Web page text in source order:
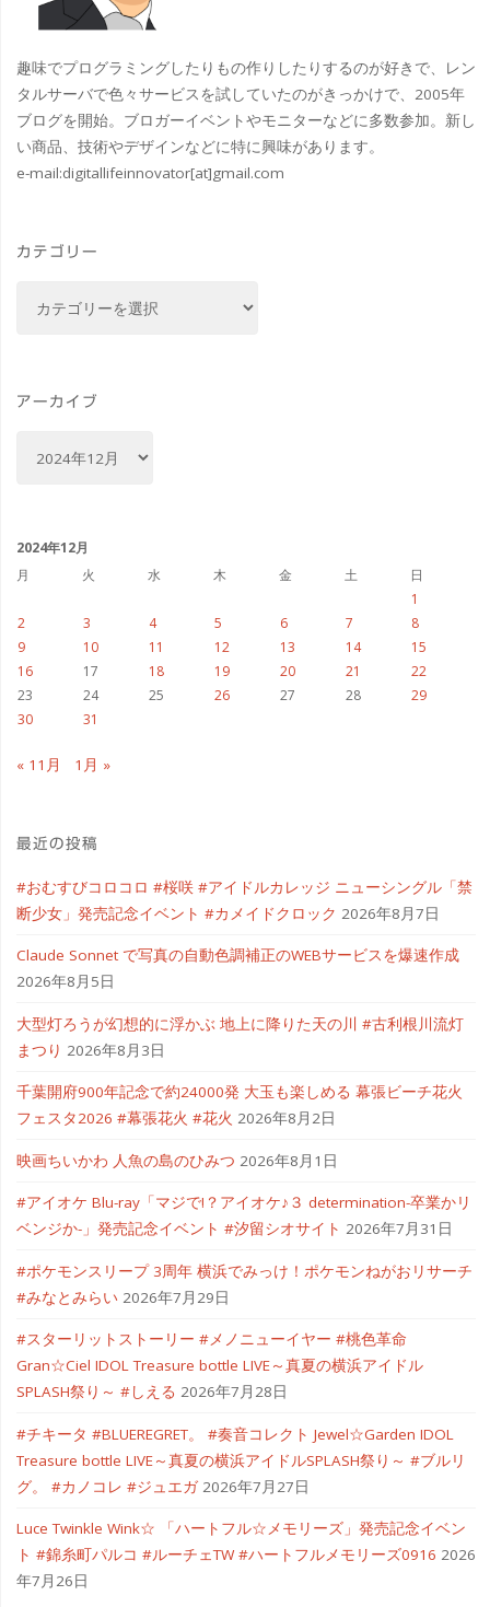
さ
わ
や
南
趣味でプログラミングしたりもの作りしたりするのが好きで、レン
タルサーバで色々サービスを試していたのがきっかけで、2005年
ブログを開始。ブロガーイベントやモニターなどに多数参加。新し
い商品、技術やデザインなどに特に興味があります。
e-mail:digitallifeinnovator[at]gmail.com
カテゴリー
ー
アーカイブ
ブ
2024年12月
月
火 水 木 金 土
日
1
2
3 4 5 6 7
8
9
10 11 12 13 14
15
16
17 18 19 20 21
22
23
24 25 26 27 28
29
30
31
« 11月 1月 »
最近の投稿
#おむすびコロコロ #桜咲 #アイドルカレッジ ニューシングル「禁
断少女」発売記念イベント #カメイドクロック 2026年8月7日
Claude Sonnet で写真の自動色調補正のWEBサービスを爆速作成
2026年8月5日
大型灯ろうが幻想的に浮かぶ 地上に降りた天の川 #古利根川流灯
まつり 2026年8月3日
千葉開府900年記念で約24000発 大玉も楽しめる 幕張ビーチ花火
フェスタ2026 #幕張花火 #花火 2026年8月2日
映画ちいかわ 人魚の島のひみつ 2026年8月1日
#アイオケ Blu-ray「マジで!？アイオケ♪３ determination-卒業かリ
ベンジか-」発売記念イベント #汐留シオサイト 2026年7月31日
#ポケモンスリープ 3周年 横浜でみっけ！ポケモンねがおリサーチ
#みなとみらい 2026年7月29日
#スターリットストーリー #メノニューイヤー #桃色革命
Gran☆Ciel IDOL Treasure bottle LIVE～真夏の横浜アイドル
SPLASH祭り～ #しえる 2026年7月28日
#チキータ #BLUEREGRET。 #奏音コレクト Jewel☆Garden IDOL
Treasure bottle LIVE～真夏の横浜アイドルSPLASH祭り～ #ブルリ
グ。 #カノコレ #ジュエガ 2026年7月27日
Luce Twinkle Wink☆ 「ハートフル☆メモリーズ」発売記念イベン
ト #錦糸町パルコ #ルーチェTW #ハートフルメモリーズ0916 2026
年7月26日